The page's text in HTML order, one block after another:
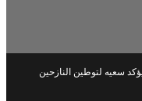
يؤكد سعيه لتوطين النازحين